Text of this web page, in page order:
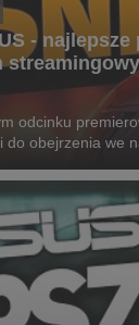
-
odcinku
do obejrzenia we